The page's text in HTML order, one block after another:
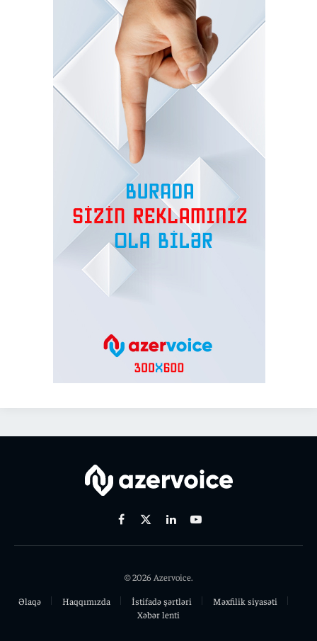
Facebook
X
LinkedinYoutube
© 2026 Azervoice.
Əlaqə
Haqqımızda İstifadə şərtləri
Məxfilik siyasəti
Xəbər lenti